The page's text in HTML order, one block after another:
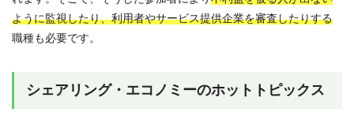
ように監視したり、利用者やサービス提供企業を審査したりする
職種も必要です。
シェアリング・エコノミーのホットトピックス